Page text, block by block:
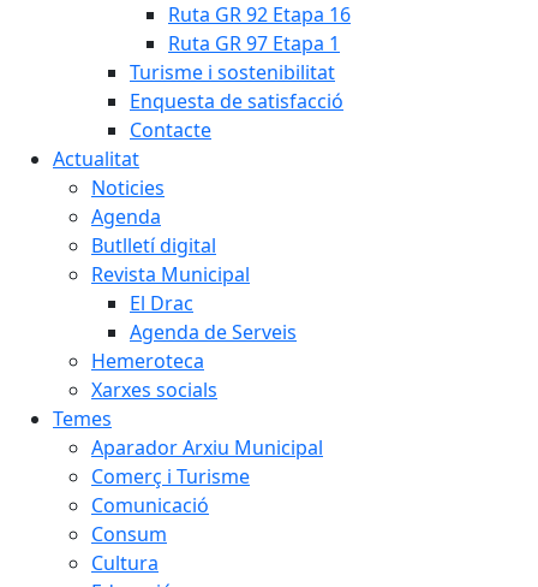
Ruta GR 92 Etapa 16
Ruta GR 97 Etapa 1
Turisme i sostenibilitat
Enquesta de satisfacció
Contacte
Actualitat
Noticies
Agenda
Butlletí digital
Revista Municipal
El Drac
Agenda de Serveis
Hemeroteca
Xarxes socials
Temes
Aparador Arxiu Municipal
Comerç i Turisme
Comunicació
Consum
Cultura